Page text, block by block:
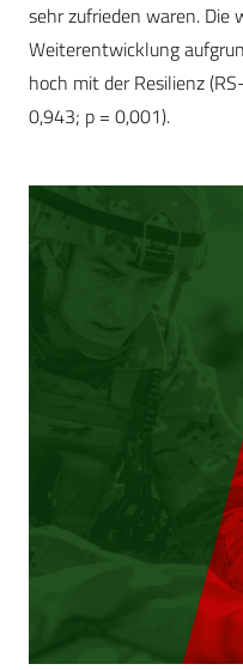
sehr zufrieden waren. Die
Weiterentwicklung
hoch mit der Resilienz
0,943; p = 0,001).